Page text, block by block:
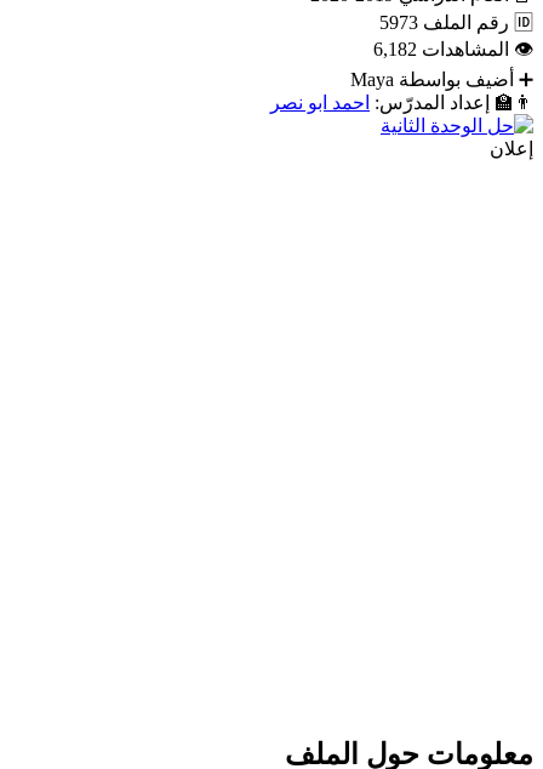
🆔 رقم الملف 5973
👁
المشاهدات 6,182
➕
أضيف بواسطة Maya
👨‍🏫
إعداد المدرّس: احمد ابو نصر
إعلان
معلومات حول الملف